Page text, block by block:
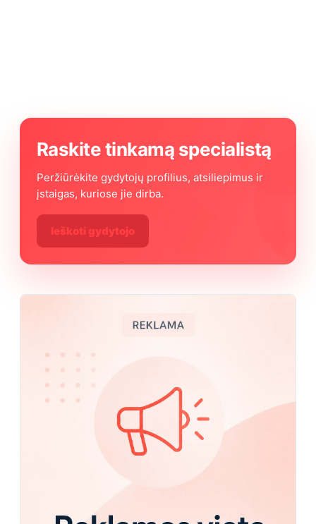
Raskite tinkamą specialistą
Peržiūrėkite gydytojų profilius, atsiliepimus ir
įstaigas, kuriose jie dirba.
Ieškoti gydytojo